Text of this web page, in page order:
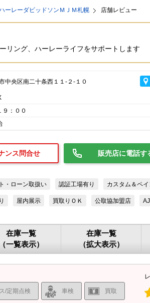
ーレーダビッドソンＭＪＭ札幌 店舗レビュー
リング、ハーレーライフをサポートします
中央区南二十条西１１-２-１０
：００
ンス問合せ 販売店に電話す
・ローン取扱い 認証工場有り カスタム＆ペイ
屋内展示 買取りＯＫ 公取協加盟店
在庫一覧
（一覧表示）
在庫一覧
（拡大表示）
/定期点検 車検 買取